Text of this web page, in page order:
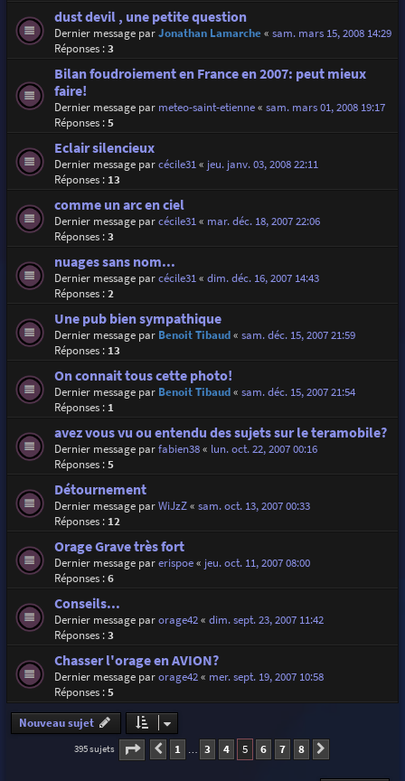
dust devil , une petite question
Dernier message parJonathan Lamarche« sam. mars 15, 2008 14:29
Réponses :3
Bilan foudroiement en France en 2007: peut mieux
faire!
Dernier message par meteo-saint-etienne« sam. mars 01, 2008 19:17
Réponses :5
Eclair silencieux
Dernier message parcécile31« jeu. janv. 03, 2008 22:11
Réponses : 13
comme un arc en ciel
Dernier message parcécile31« mar. déc. 18, 2007 22:06
Réponses :3
nuages sans nom...
Dernier message parcécile31« dim. déc. 16, 2007 14:43
Réponses :2
Une pub bien sympathique
Dernier message par Benoit Tibaud« sam. déc. 15, 2007 21:59
Réponses : 13
On connait tous cette photo!
Dernier message par Benoit Tibaud« sam. déc. 15, 2007 21:54
Réponses : 1
avez vous vu ou entendu des sujets sur le teramobile?
Dernier message parfabien38« lun. oct. 22, 2007 00:16
Réponses :5
Détournement
Dernier message parWiJzZ« sam. oct. 13, 2007 00:33
Réponses : 12
Orage Grave très fort
Dernier message parerispoe« jeu. oct. 11, 2007 08:00
Réponses :6
Conseils...
Dernier message parorage42« dim. sept. 23, 2007 11:42
Réponses :3
Chasser l'orage en AVION?
Dernier message parorage42« mer. sept. 19, 2007 10:58
Réponses :5
Nouveau sujet
395 sujets Page 5sur 8
Précédente
1 … 3 4 5 6 7 8